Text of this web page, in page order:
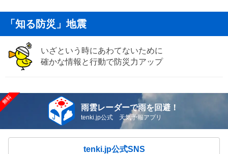
「知る防災」地震
いざという時にあわてないために
確かな情報と行動で防災力アップ
雨雲レーダーで雨を回避！
tenki.jp公式 天気予報アプリ
tenki.jp公式SNS